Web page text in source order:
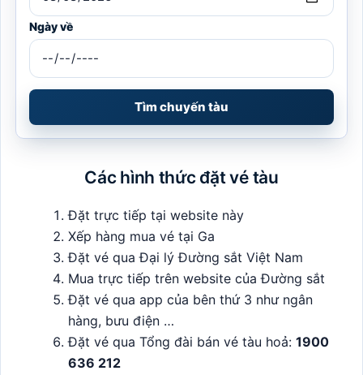
Ngày về
Tìm chuyến tàu
Các hình thức đặt vé tàu
Đặt trực tiếp tại website này
Xếp hàng mua vé tại Ga
Đặt vé qua Đại lý Đường sắt Việt Nam
Mua trực tiếp trên website của Đường sắt
Đặt vé qua app của bên thứ 3 như ngân
hàng, bưu điện …
Đặt vé qua Tổng đài bán vé tàu hoả:1900
636 212